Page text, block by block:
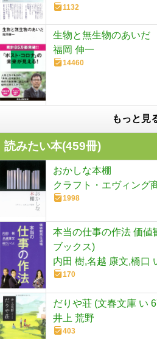
1132
生物と無生物のあいだ
福岡 伸一
14460
もっと見
読みたい本(459冊)
おかしな本棚
クラフト・エヴィング
1998
本当の仕事の作法 価値
ブックス)
内田 樹,名越 康文,橋口
170
だりや荘 (文春文庫 い
井上 荒野
403